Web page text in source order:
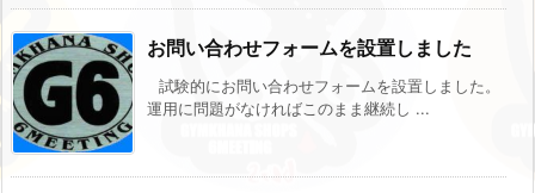
お問い合わせフォームを設置しました
試験的にお問い合わせフォームを設置しました。
運用に問題がなければこのまま継続し ...